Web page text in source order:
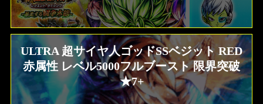
最強パーティーとランキング！【5/24更
新】